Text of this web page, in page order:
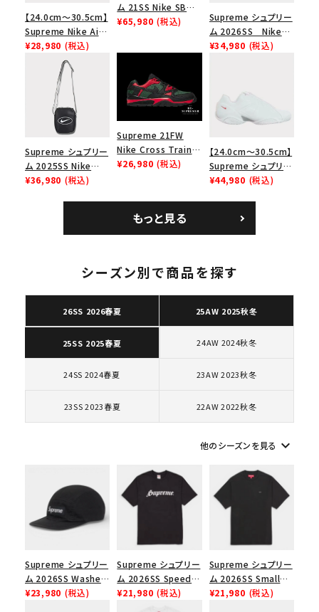
人気ワード 2026SS
Tシャツ・ロングスリーブ
キャップ・ハット
パーカー・クルーネック
ショルダー・ウエストバッグ
ボックスロゴ ブラックスウェット
コラボレーションブランドから探す
並び順
円 ～
円
【24.0cm～30.5cm】
Supreme Nike Air
Force 1 Low シュプ
リーム ナイキエアフォ
ース１スニーカー シ
ューズ ホワイト
¥28,980 (税込)
ム 21SS Nike SB
Dunk Low ナイキSB
¥65,980 (税込)
Supreme シュプリー
ム 2026SS Nike
SB Air Max 2 CB 94
¥34,980 (税込)
Supreme シュプリー
ム 2025SS Nike
Leather Shoulder
¥36,980 (税込)
Supreme 21FW
Nike Cross Trainer
Low ナイキクロスト
¥26,980 (税込)
【24.0cm～30.5cm】
Supreme シュプリー
ム 2023AW Nike
カー ホワイト 白
¥44,980 (税込)
もっと見る
シーズン別で商品を探す
26SS 2026春夏 25AW 2025秋冬
25SS 2025春夏 24AW 2024秋冬
24SS 2024春夏 23AW 2023秋冬
23SS 2023春夏 22AW 2022秋冬
他のシーズンを見る keyboard_arrow_down
Supreme シュプリー
ム 2026SS Washed
Chino Twill Camp
¥23,980 (税込)
Supreme シュプリー
ム 2026SS Speed
Tee スピードTシャツ
¥21,980 (税込)
Supreme シュプリー
ム 2026SS Small
Box Tee スモールボ
¥21,980 (税込)